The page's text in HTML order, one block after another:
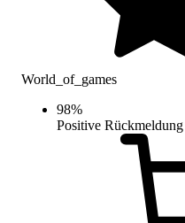
World_of_games
98%
Positive Rückmeldung